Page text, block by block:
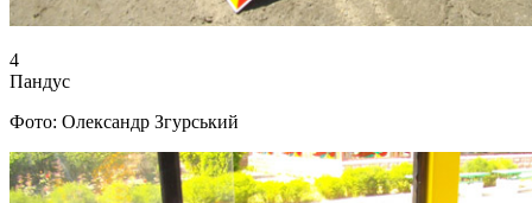
4
Пандус
Фото: Олександр Згурський